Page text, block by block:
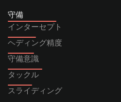
守備
インターセプト
ヘディング精度
守備意識
タックル
スライディング